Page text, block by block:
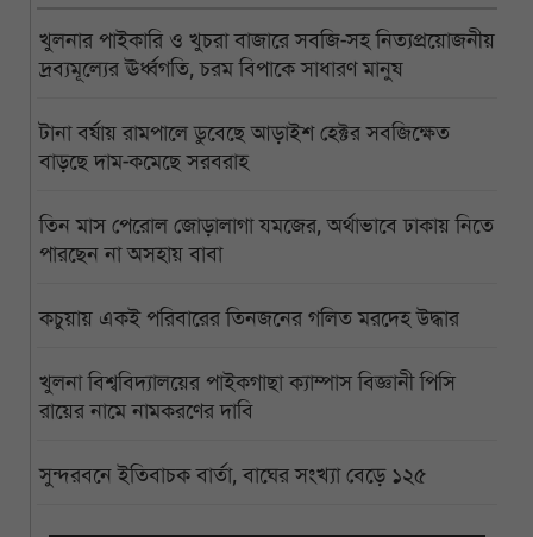
খুলনার পাইকারি ও খুচরা বাজারে সবজি-সহ নিত্যপ্রয়োজনীয়
দ্রব্যমূল্যের ঊর্ধ্বগতি, চরম বিপাকে সাধারণ মানুষ
টানা বর্ষায় রামপালে ডুবেছে আড়াইশ হেক্টর সবজিক্ষেত
বাড়ছে দাম-কমেছে সরবরাহ
তিন মাস পেরোল জোড়ালাগা যমজের, অর্থাভাবে ঢাকায় নিতে
পারছেন না অসহায় বাবা
কচুয়ায় একই পরিবারের তিনজনের গলিত মরদেহ উদ্ধার
খুলনা বিশ্ববিদ্যালয়ের পাইকগাছা ক্যাম্পাস বিজ্ঞানী পিসি
রায়ের নামে নামকরণের দাবি
সুন্দরবনে ইতিবাচক বার্তা, বাঘের সংখ্যা বেড়ে ১২৫